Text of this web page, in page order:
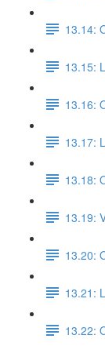
13.14:
13.15:
13.16:
13.17:
13.18:
13.19:
13.20:
13.21:
13.22: